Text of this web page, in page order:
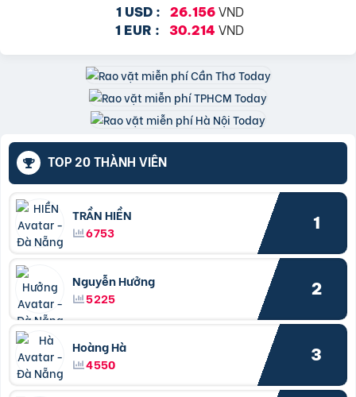
1 USD : 26.156VND
1 EUR : 30.214 VND
TOP 20 THÀNH VIÊN
TRẦN HIỀN
6753
1
Nguyễn Hưởng
5225
2
Hoàng Hà
4550
3